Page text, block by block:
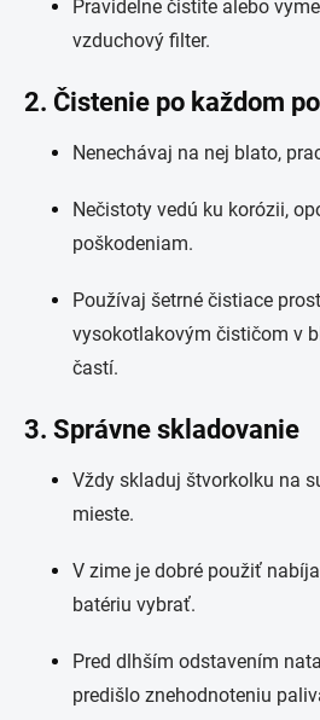
Pravidelne čistite alebo
vzduchový filter.
2. Čistenie po každom
Nenechávaj na nej blato,
Nečistoty vedú ku korózii,
poškodeniam.
Používaj šetrné čistiace
vysokotlakovým čističom v
častí.
3. Správne skladovanie
Vždy skladuj štvorkolku na
mieste.
V zime je dobré použiť
batériu vybrať.
Pred dlhším odstavením
predišlo znehodnoteniu